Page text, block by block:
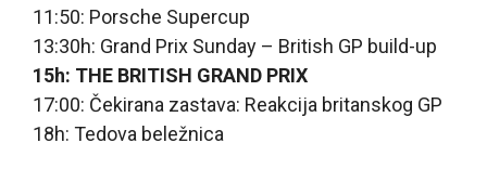
11:50: Porsche Supercup
13:30h: Grand Prix Sunday – British GP build-up
15h: THE BRITISH GRAND PRIX
17:00: Čekirana zastava: Reakcija britanskog GP
18h: Tedova beležnica